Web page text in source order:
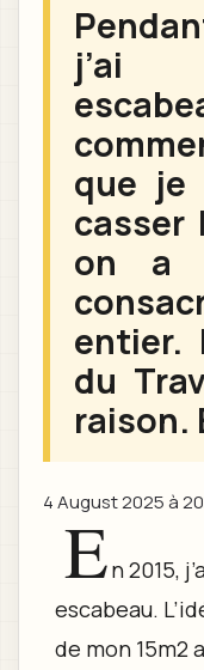
j’ai
que je
casser
on a
entier.
du
raison.
4 August 2025 à
En 2015,
escabeau.
de mon 15m2